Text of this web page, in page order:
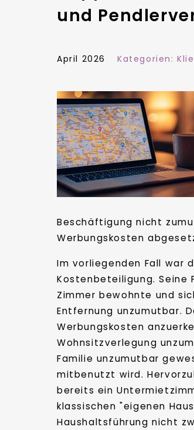
und
April 2026 Kategorien:
Beschäftigung nicht
Werbungskosten
Im vorliegenden Fall war
Kostenbeteiligung. Seine
Zimmer bewohnte und
Entfernung unzumutbar.
Werbungskosten
Wohnsitzverlegung
Familie unzumutbar
mitbenutzt wird.
bereits ein
klassischen "eigenen
Haushaltsführung nicht